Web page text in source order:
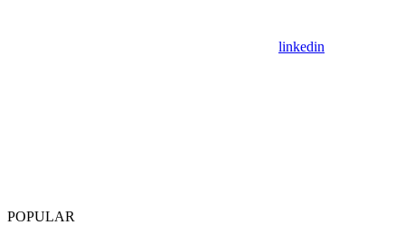
linkedin
POPULAR